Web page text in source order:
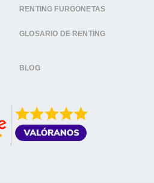
RENTING FURGONETAS
GLOSARIO DE RENTING
BLOG